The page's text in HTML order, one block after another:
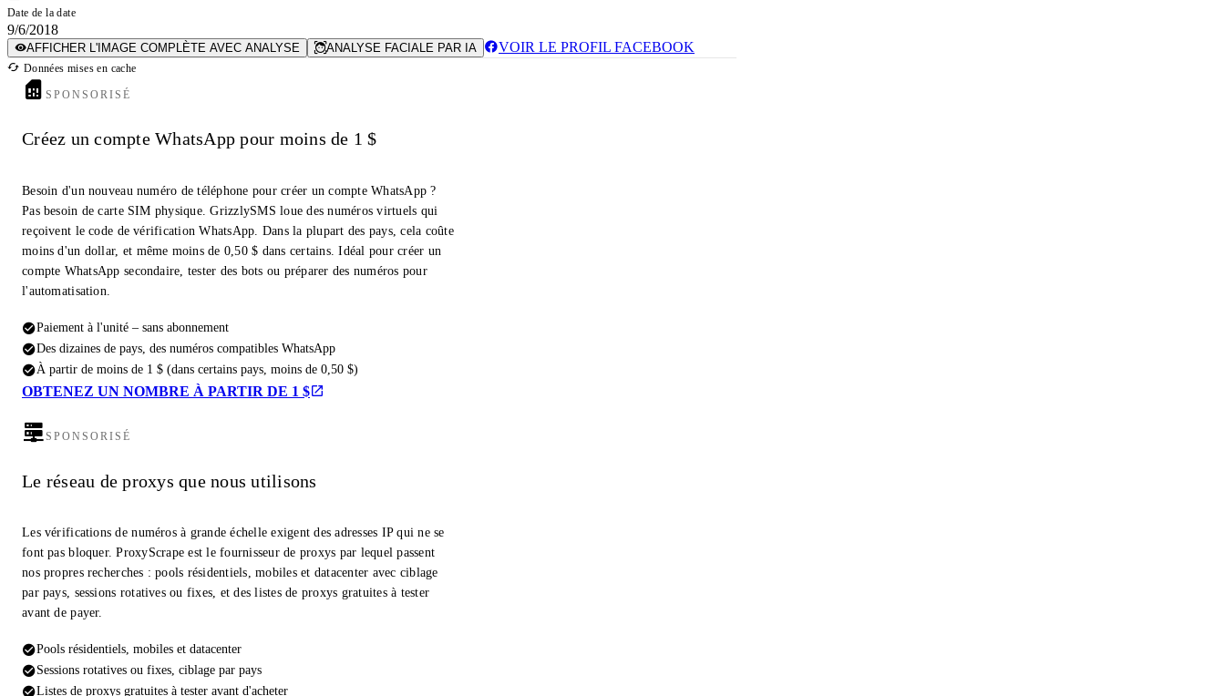
Date de la date
9/6/2018
AFFICHER L'IMAGE COMPLÈTE AVEC ANALYSE ANALYSE FACIALE PAR IA VOIR LE PROFIL FACEBOOK
Données mises en cache
SPONSORISÉ
Créez un compte WhatsApp pour moins de 1 $
Besoin d'un nouveau numéro de téléphone pour créer un compte WhatsApp ?
Pas besoin de carte SIM physique. GrizzlySMS loue des numéros virtuels qui
reçoivent le code de vérification WhatsApp. Dans la plupart des pays, cela coûte
moins d'un dollar, et même moins de 0,50 $ dans certains. Idéal pour créer un
compte WhatsApp secondaire, tester des bots ou préparer des numéros pour
l'automatisation.
Paiement à l'unité – sans abonnement
Des dizaines de pays, des numéros compatibles WhatsApp
À partir de moins de 1 $ (dans certains pays, moins de 0,50 $)
OBTENEZ UN NOMBRE À PARTIR DE 1 $
SPONSORISÉ
Le réseau de proxys que nous utilisons
Les vérifications de numéros à grande échelle exigent des adresses IP qui ne se
font pas bloquer. ProxyScrape est le fournisseur de proxys par lequel passent
nos propres recherches : pools résidentiels, mobiles et datacenter avec ciblage
par pays, sessions rotatives ou fixes, et des listes de proxys gratuites à tester
avant de payer.
Pools résidentiels, mobiles et datacenter
Sessions rotatives ou fixes, ciblage par pays
Listes de proxys gratuites à tester avant d'acheter